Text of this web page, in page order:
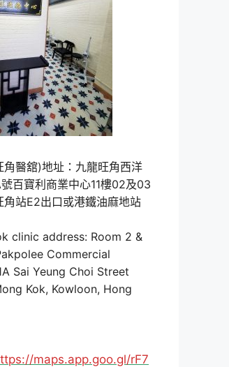
角醫舘)地址：九龍旺角西洋
百寶利商業中心11樓02及03
角站E2出口或港鐵油麻地站
clinic address: Room 2 &
Commercial
Sai Yeung Choi Street
Kok, Kowloon, Hong
maps.app.goo.gl/rF7